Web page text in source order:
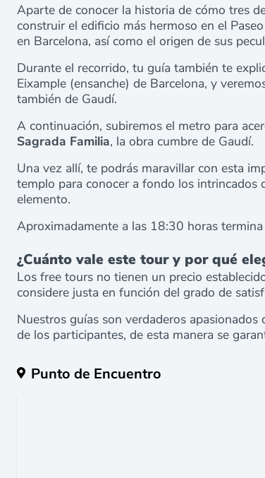
Aparte de conocer la historia de cómo tres
construir el edificio más hermoso en el
en Barcelona, así como el origen de sus
Durante el recorrido, tu guía también te
Eixample (ensanche) de Barcelona, y
también de Gaudí.
A continuación, subiremos el metro para
Sagrada Familia, la obra cumbre de Gaudí.
Una vez allí, te podrás maravillar con esta
templo para conocer a fondo los intrincados
elemento.
Aproximadamente a las 18:30 horas
¿Cuánto vale este tour y por qué
Los free tours no tienen un precio
considere justa en función del grado de
Nuestros guías son verdaderos
de los participantes, de esta manera se
Punto de Encuentro